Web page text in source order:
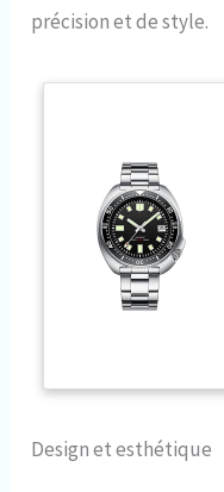
précision et de style.
Design et esthétique